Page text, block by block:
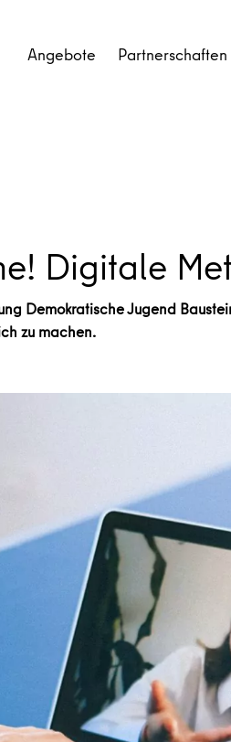
Angebote
Digitale
Demokratische Jugend
zu machen.